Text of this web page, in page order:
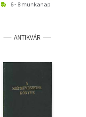
6 - 8 munkanap
ANTIKVÁR